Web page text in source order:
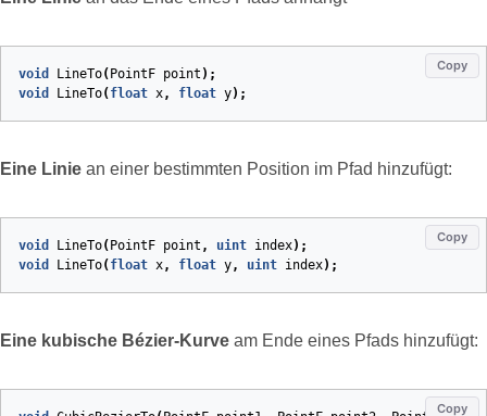
Copy
void LineTo( PointF point ) ;
void
LineTo( float x, float y) ;
Eine Linie an einer bestimmten Position im Pfad hinzufügt:
Copy
void LineTo( PointF point , uint index) ;
void
LineTo( float x, float y, uint index) ;
Eine kubische Bézier‑Kurve am Ende eines Pfads hinzufügt:
Copy